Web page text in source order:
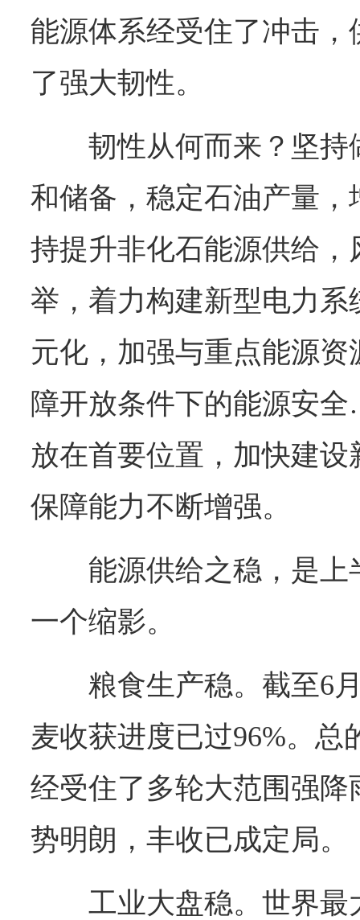
能源体系经受住了冲击
了强大韧性。
韧性从何而来？坚
和储备，稳定石油产量
持提升非化石能源供给
举，着力构建新型电力
元化，加强与重点能源
障开放条件下的能源安
放在首要位置，加快建
保障能力不断增强。
能源供给之稳，是
一个缩影。
粮食生产稳。截至6
麦收获进度已过96%。总
经受住了多轮大范围强
势明朗，丰收已成定局。
工业大盘稳。世界